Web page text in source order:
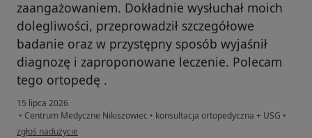
zaangażowaniem. Dokładnie wysłuchał moich
dolegliwości, przeprowadził szczegółowe
badanie oraz w przystępny sposób wyjaśnił
diagnozę i zaproponowane leczenie. Polecam
tego ortopedę .
15 lipca 2026
• Centrum Medyczne Nikiszowiec • konsultacja ortopedyczna + USG •
w opinii użytkownika AH
zgłoś nadużycie